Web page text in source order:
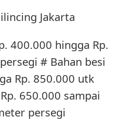
Jakarta
400.000 hingga Rp.
# Bahan besi
Rp. 850.000 utk
650.000 sampai
persegi